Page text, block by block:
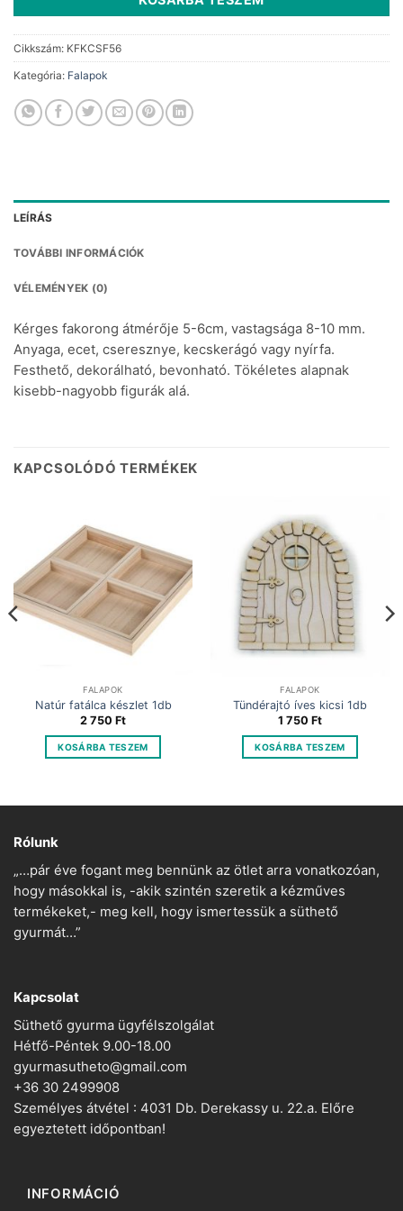
Cikkszám: KFKCSF56
Kategória: Falapok
LEÍRÁS
TOVÁBBI INFORMÁCIÓK
VÉLEMÉNYEK (0)
Kérges fakorong átmérője 5-6cm, vastagsága 8-10 mm.
Anyaga, ecet, cseresznye, kecskerágó vagy nyírfa.
Festhető, dekorálható, bevonható. Tökéletes alapnak
kisebb-nagyobb figurák alá.
KAPCSOLÓDÓ TERMÉKEK
FALAPOK
Natúr fatálca készlet 1db
2 750 Ft
KOSÁRBA TESZEM
FALAPOK
Tündérajtó íves kicsi 1db
1 750 Ft
KOSÁRBA TESZEM
Rólunk
„…pár éve fogant meg bennünk az ötlet arra vonatkozóan,
hogy másokkal is, -akik szintén szeretik a kézműves
termékeket,- meg kell, hogy ismertessük a süthető
gyurmát…”
Kapcsolat
Süthető gyurma ügyfélszolgálat
Hétfő-Péntek 9.00-18.00
gyurmasutheto@gmail.com
+36 30 2499908
Személyes átvétel : 4031 Db. Derekassy u. 22.a. Előre
egyeztetett időpontban!
INFORMÁCIÓ